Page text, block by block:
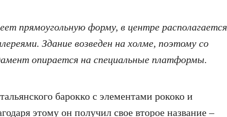
прямоугольную форму, в центре располагается
Здание возведен на холме, поэтому со
опирается на специальные платформы.
барокко с элементами рококо и
этому он получил свое второе название –